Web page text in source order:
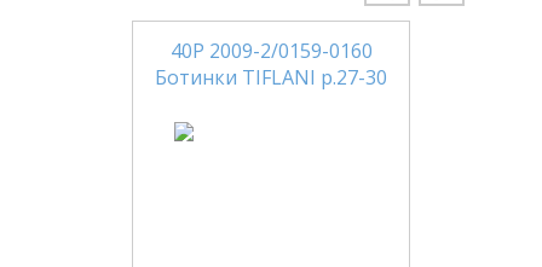
40Р 2009-2/0159-0160
Ботинки TIFLANI р.27-30